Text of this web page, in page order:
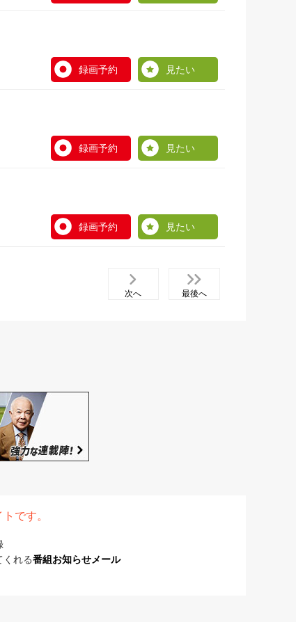
録画予約 見たい
録画予約 見たい
録画予約 見たい
次へ 最後へ
です。
くれる番組お知らせメール